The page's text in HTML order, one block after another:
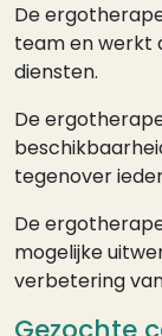
De
team en werkt
diensten.
De
tegenover
De
mogelijke
verbetering